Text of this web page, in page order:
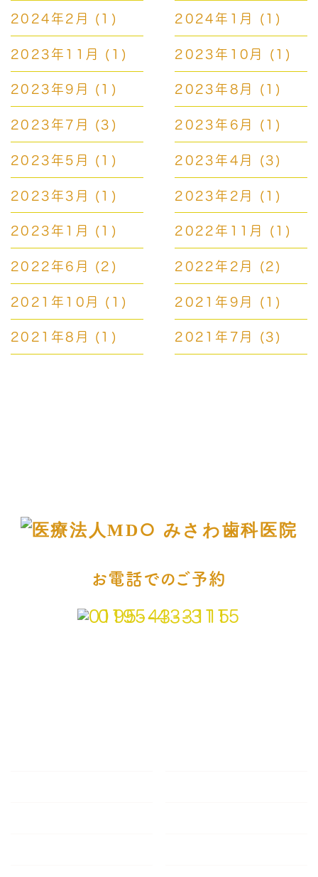
2024年2月 (1) 2024年1月 (1)
2023年11月 (1) 2023年10月 (1)
2023年9月 (1) 2023年8月 (1)
2023年7月 (3) 2023年6月 (1)
2023年5月 (1) 2023年4月 (3)
2023年3月 (1) 2023年2月 (1)
2023年1月 (1) 2022年11月 (1)
2022年6月 (2) 2022年2月 (2)
2021年10月 (1) 2021年9月 (1)
2021年8月 (1) 2021年7月 (3)
お電話でのご予約
0195-43-3115